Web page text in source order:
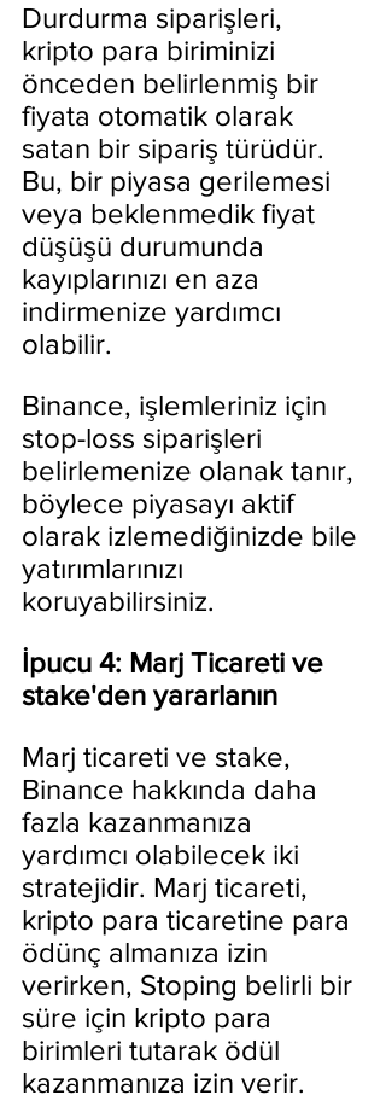
Durdurma siparişleri,
kripto para biriminizi
önceden belirlenmiş bir
fiyata otomatik olarak
satan bir sipariş türüdür.
Bu, bir piyasa gerilemesi
veya beklenmedik fiyat
düşüşü durumunda
kayıplarınızı en aza
indirmenize yardımcı
olabilir.
Binance, işlemleriniz için
stop-loss siparişleri
belirlemenize olanak tanır,
böylece piyasayı aktif
olarak izlemediğinizde bile
yatırımlarınızı
koruyabilirsiniz.
İpucu 4: Marj Ticareti ve
stake'den yararlanın
Marj ticareti ve stake,
Binance hakkında daha
fazla kazanmanıza
yardımcı olabilecek iki
stratejidir. Marj ticareti,
kripto para ticaretine para
ödünç almanıza izin
verirken, Stoping belirli bir
süre için kripto para
birimleri tutarak ödül
kazanmanıza izin verir.